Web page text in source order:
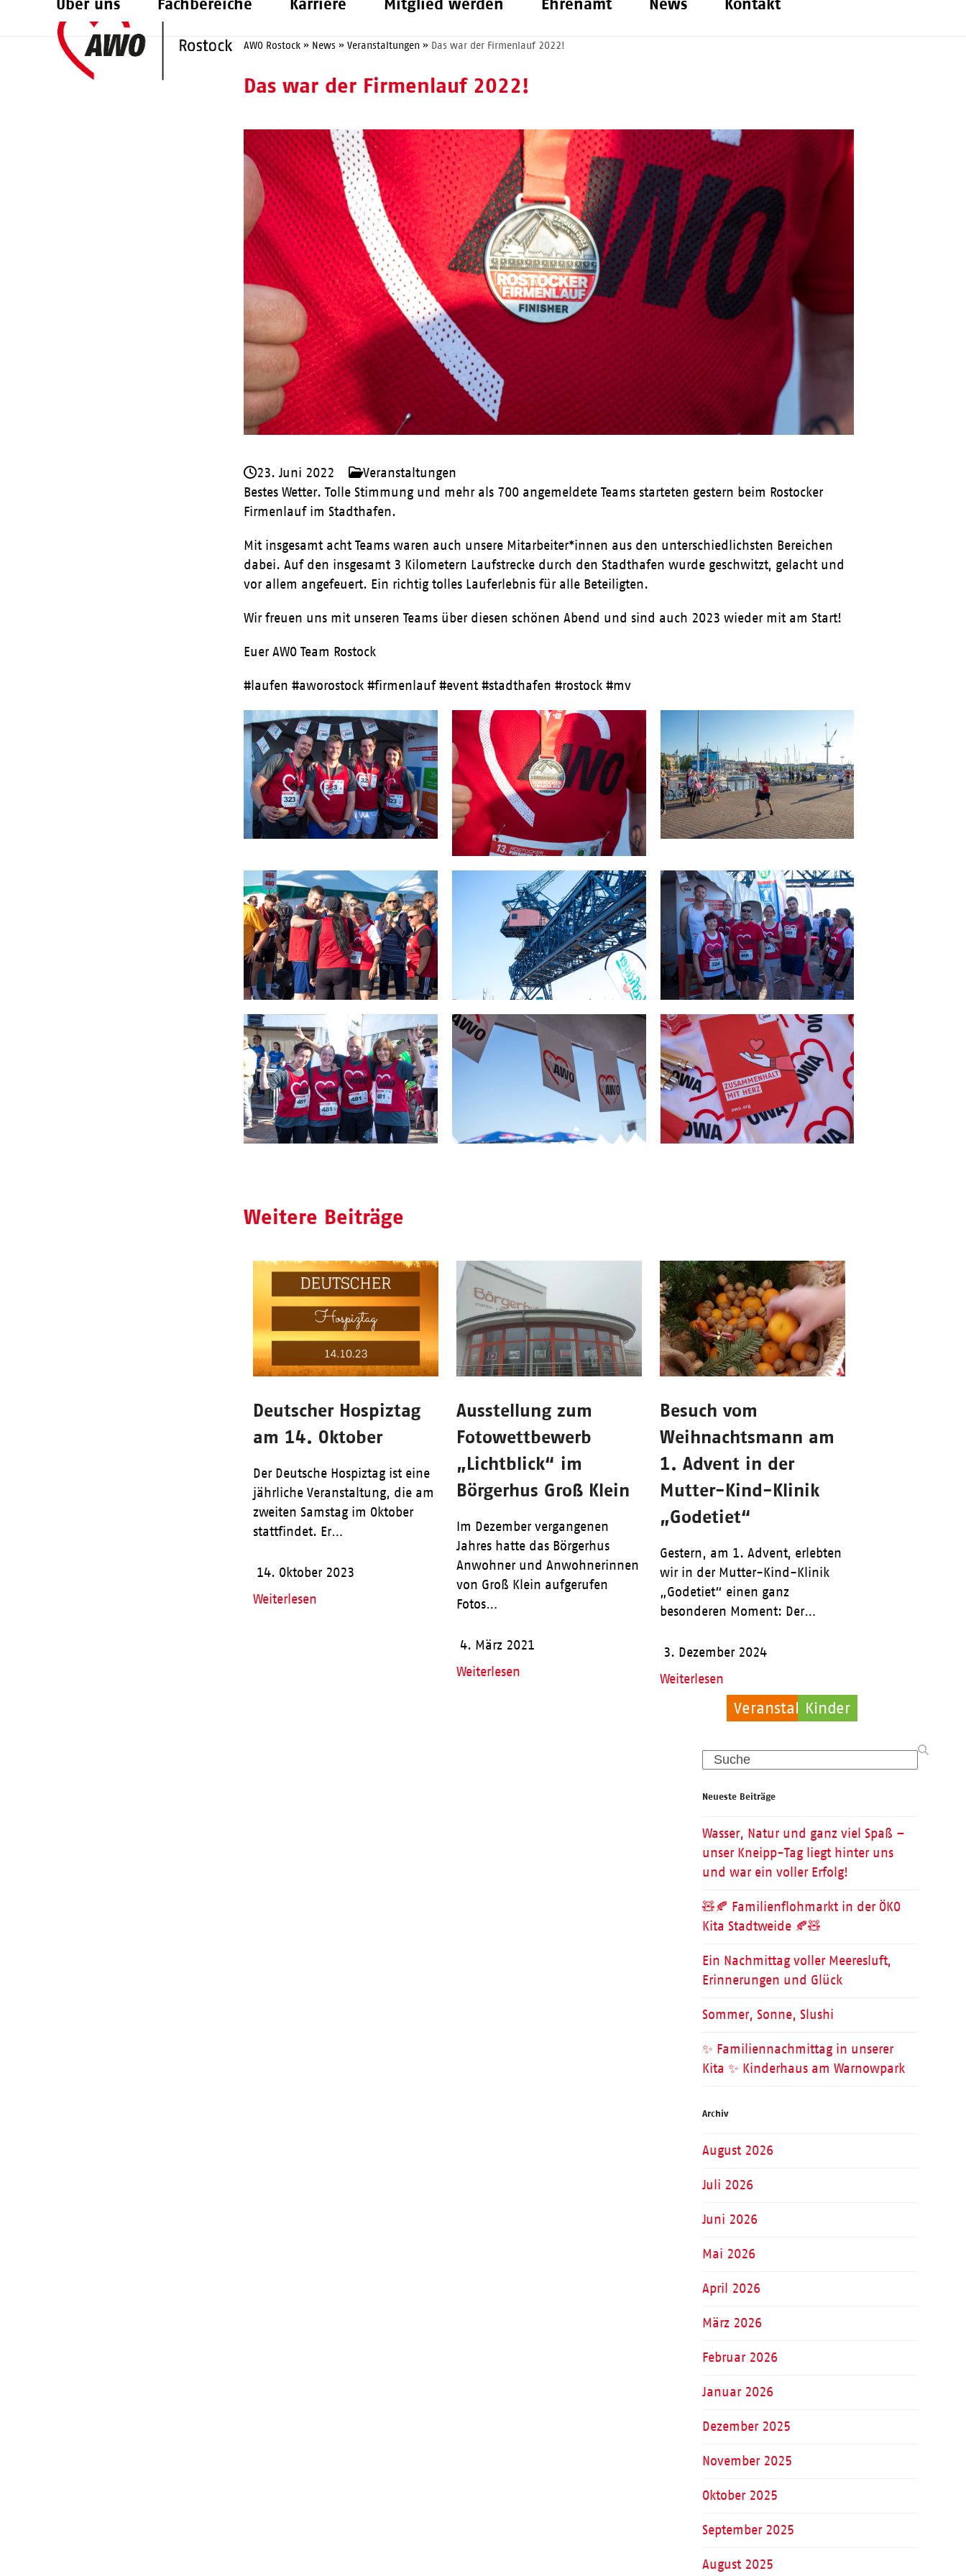
Über uns Fachbereiche Karriere Mitglied werden Ehrenamt News Kontakt
AWO Rostock » News »Veranstaltungen » Das war der Firmenlauf 2022!
Das war der Firmenlauf 2022!
23. Juni 2022
Veranstaltungen
Bestes Wetter. Tolle Stimmung und mehr als 700 angemeldete Teams starteten gestern beim Rostocker
Firmenlauf im Stadthafen.
Mit insgesamt acht Teams waren auch unsere Mitarbeiter*innen aus den unterschiedlichsten Bereichen
dabei. Auf den insgesamt 3 Kilometern Laufstrecke durch den Stadthafen wurde geschwitzt, gelacht und
vor allem angefeuert. Ein richtig tolles Lauferlebnis für alle Beteiligten.
Wir freuen uns mit unseren Teams über diesen schönen Abend und sind auch 2023 wieder mit am Start!
Euer AWO Team Rostock
#laufen #aworostock #firmenlauf #event #stadthafen #rostock #mv
Weitere Beiträge
Allgemein
Deutscher Hospiztag
am 14. Oktober
Der Deutsche Hospiztag ist eine
jährliche Veranstaltung, die am
zweiten Samstag im Oktober
stattfindet. Er…
14. Oktober 2023
Weiterlesen
Veranstaltungen
Ausstellung zum
Fotowettbewerb
„Lichtblick“ im
Börgerhus Groß Klein
Im Dezember vergangenen
Jahres hatte das Börgerhus
Anwohner und Anwohnerinnen
von Groß Klein aufgerufen
Fotos…
4. März 2021
Weiterlesen
Kinder
Besuch vom
Weihnachtsmann am
1. Advent in der
Mutter-Kind-Klinik
„Godetiet“
Gestern, am 1. Advent, erlebten
wir in der Mutter-Kind-Klinik
„Godetiet“ einen ganz
besonderen Moment: Der…
3. Dezember 2024
Weiterlesen
Search
Neueste Beiträge
Wasser, Natur und ganz viel Spaß –
unser Kneipp-Tag liegt hinter uns
und war ein voller Erfolg!
🧸🍂 Familienflohmarkt in der ÖKO
Kita Stadtweide 🍂🧸
Ein Nachmittag voller Meeresluft,
Erinnerungen und Glück
Sommer, Sonne, Slushi
✨ Familiennachmittag in unserer
Kita ✨ Kinderhaus am Warnowpark
Archiv
August 2026
Juli 2026
Juni 2026
Mai 2026
April 2026
März 2026
Februar 2026
Januar 2026
Dezember 2025
November 2025
Oktober 2025
September 2025
August 2025